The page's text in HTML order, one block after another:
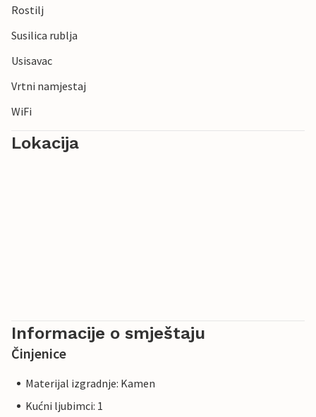
Rostilj
Susilica rublja
Usisavac
Vrtni namjestaj
WiFi
Lokacija
Informacije o smještaju
Činjenice
Materijal izgradnje: Kamen
Kućni ljubimci: 1